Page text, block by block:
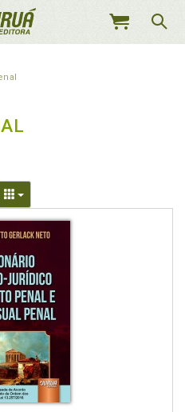
MEU
Dropdown
Toggle Dropdown